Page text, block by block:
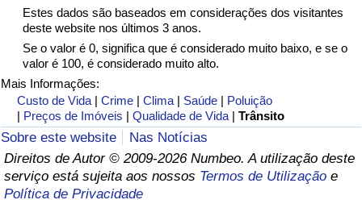
Estes dados são baseados em considerações dos visitantes
deste website nos últimos 3 anos.
Se o valor é 0, significa que é considerado muito baixo, e se o
valor é 100, é considerado muito alto.
Mais Informações:
Custo de Vida |Crime |Clima | Saúde | Poluição
| Preços de Imóveis |Qualidade de Vida |Trânsito
Sobre este website
Nas Notícias
Direitos de Autor © 2009-2026 Numbeo. A utilização deste
serviço está sujeita aos nossos Termos de Utilização e
Política de Privacidade